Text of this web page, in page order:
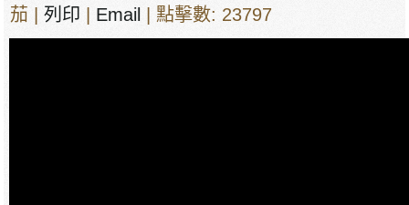
茄 |列印 Email | 點擊數: 23797